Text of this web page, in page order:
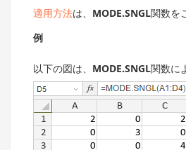
適用方法は、 MODE.SNGL関数を
例
以下の図は、 MODE.SNGL関数に